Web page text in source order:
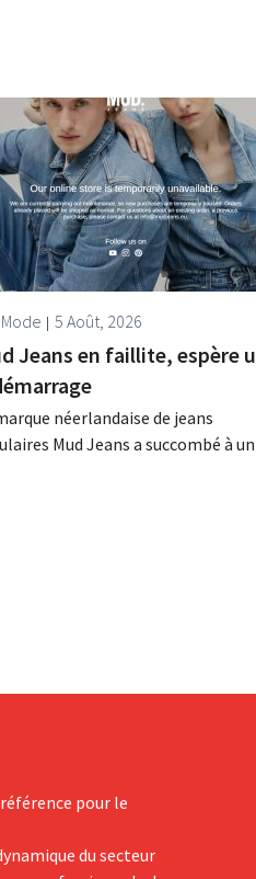
Mode 5 Août, 2026
Jeans en faillite, espère
néerlandaise de jeans
Mud Jeans a succombé à un
pour le
du secteur